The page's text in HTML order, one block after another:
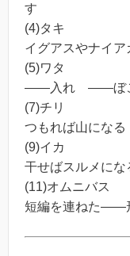
す
(4)タキ
イグアスやナイ
(5)ワタ
――入れ ――ぼ
(7)チリ
つもれば山になる
(9)イカ
干せばスルメにな
(11)オムニバス
短編を連ねた――